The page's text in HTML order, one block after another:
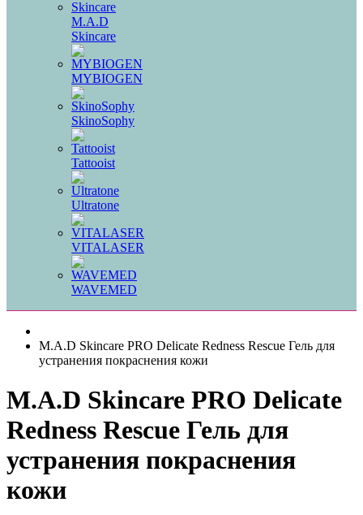
M.A.D
Skincare
MYBIOGEN
SkinoSophy
Tattooist
Ultratone
VITALASER
WAVEMED
M.A.D Skincare PRO Delicate Redness Rescue Гель для
устранения покраснения кожи
M.A.D Skincare PRO Delicate
Redness Rescue Гель для
устранения покраснения
кожи